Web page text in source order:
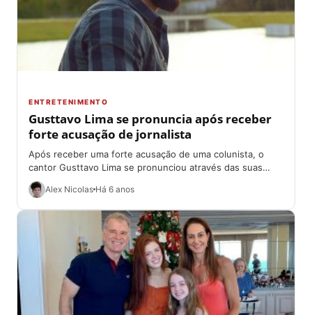
ENTRETENIMENTO
Gusttavo Lima se pronuncia após receber
forte acusação de jornalista
Após receber uma forte acusação de uma colunista, o
cantor Gusttavo Lima se pronunciou através das suas
redes sociais na tarde desta...
Alex Nicolas Há 6 anos